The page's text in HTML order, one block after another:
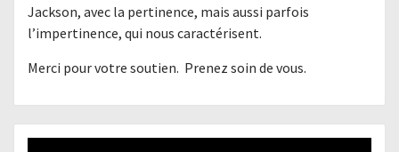
Jackson, avec la pertinence, mais aussi parfois
l’impertinence, qui nous caractérisent.
Merci pour votre soutien. Prenez soin de vous.